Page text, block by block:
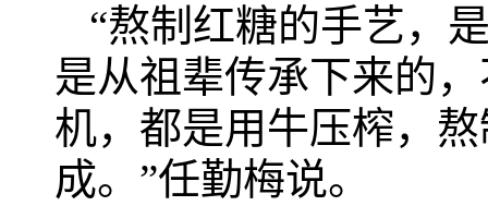
“熬制红糖的手艺，
是从祖辈传承下来的
机，都是用牛压榨，
成。”任勤梅说。